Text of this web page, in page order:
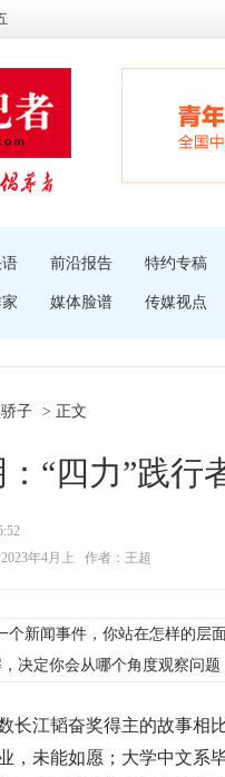
前沿报告 特约专稿
媒体脸谱 传媒视点
子 > 正文
“四力”践行
年4月上
作者：王超
个新闻事件，你站在怎样的层
决定你会从哪个角度观察问
江韬奋奖得主的故事相比
未能如愿；大学中文系